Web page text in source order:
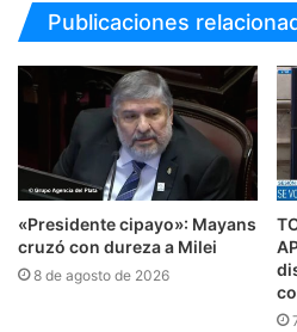
Publicaciones
«Presidente cipayo»: Mayans
cruzó con dureza a Milei
8 de agosto de 2026